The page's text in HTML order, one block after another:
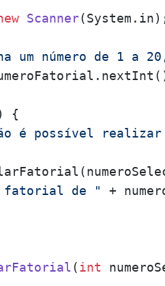
Scanner
um número de 1
{
é possível
fatorial de " +
(int